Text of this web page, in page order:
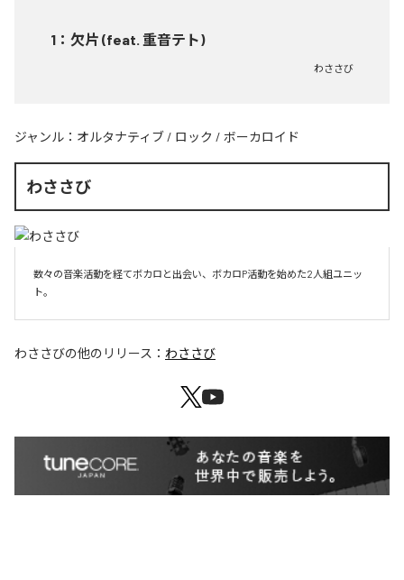
1 ： 欠片 (feat. 重音テト)
わささび
ジャンル： オルタナティブ / ロック / ボーカロイド
わささび
数々の音楽活動を経てボカロと出会い、ボカロP活動を始めた2人組ユニッ
ト。
わささびの他のリリース： わささび